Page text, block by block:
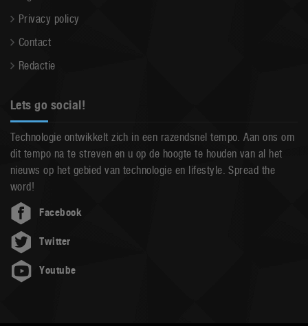
Privacy policy
Contact
Redactie
Lets go social!
Technologie ontwikkelt zich in een razendsnel tempo. Aan ons om
dit tempo na te streven en u op de hoogte te houden van al het
nieuws op het gebied van technologie en lifestyle. Spread the
word!
Facebook
Twitter
Youtube